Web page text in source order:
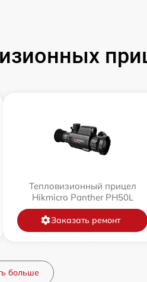
Тепловизионный прицел
Hikmicro Panther PH50L
Заказать ремонт
больше